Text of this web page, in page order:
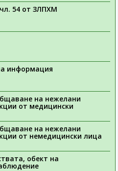
54 от ЗЛПХМ
информация
на нежелани
от медицински
на нежелани
от немедицински лица
обект на